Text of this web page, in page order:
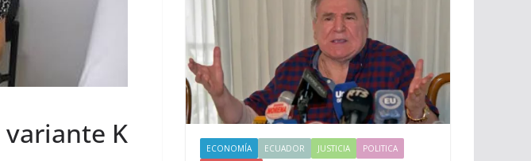
K
ECONOMÍA ECUADOR JUSTICIA
POLITICA